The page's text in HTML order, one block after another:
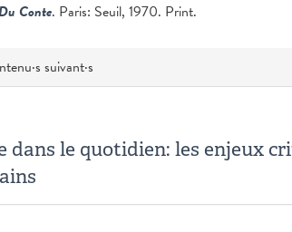
Conte. Paris: Seuil, 1970. Print.
suivant·s
dans le quotidien: les enjeux